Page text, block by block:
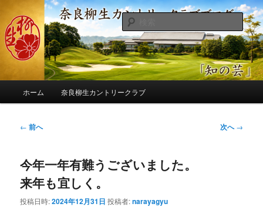
ン
コ
ン
へ
奈良柳生カントリークラブ総支配人
ブログ
季節の話題、クラブの出来事、コースの改修・更新作業、ゴルフに関する随
筆、喜怒哀楽などを気まぐれに発信します。
検
索
ホーム 奈良柳生カントリークラブ
投
ビ
ゲ
ー
シ
← 前へ 次へ→
今年一年有難うございました。
来年も宜しく。
投稿日時:2024年12月31日 投稿者:narayagyu